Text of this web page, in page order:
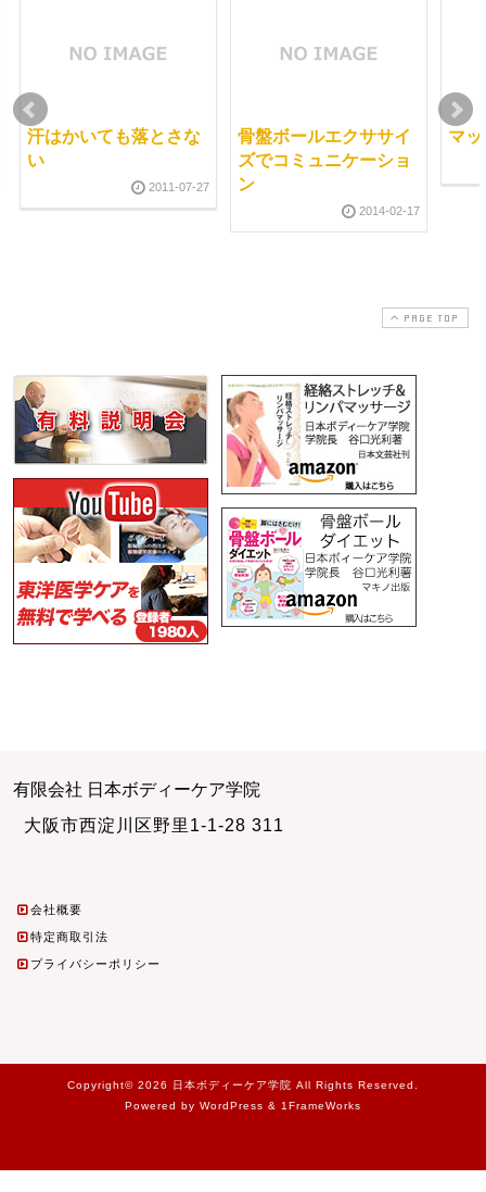
汗はかいても落とさな
い
2011-07-27
骨盤ボールエクササイ
ズでコミュニケーショ
ン
2014-02-17
マ
PAGE TOP
有限会社 日本ボディーケア学院
大阪市西淀川区野里1-1-28 311
会社概要
特定商取引法
プライバシーポリシー
Copyright© 2026 日本ボディーケア学院 All Rights Reserved.
Powered by WordPress & 1FrameWorks